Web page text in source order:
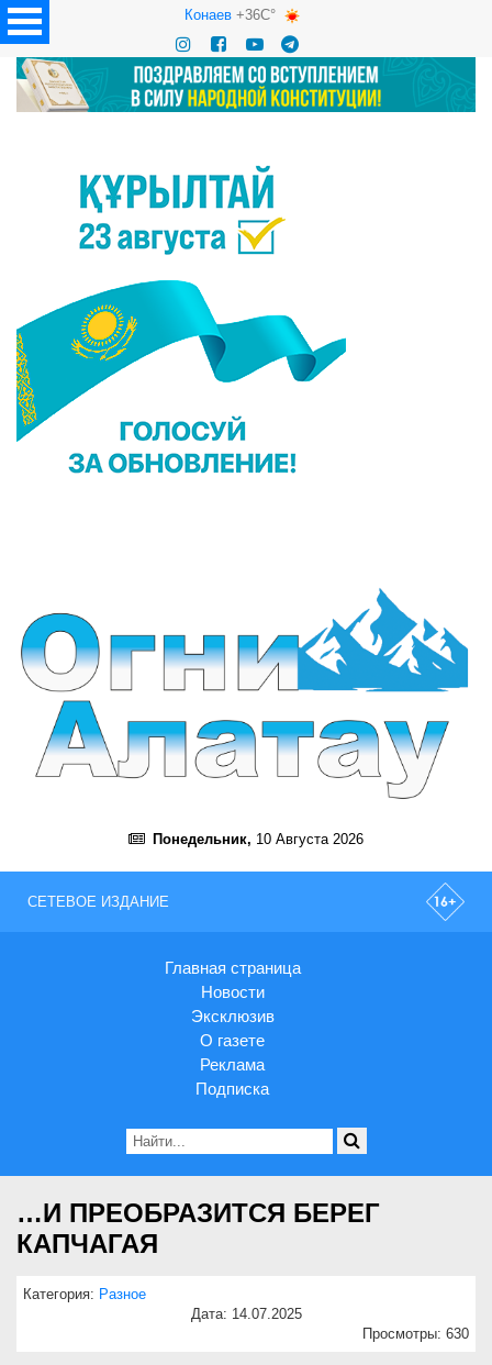
Конаев+36C°
Понедельник, 10 Августа 2026
СЕТЕВОЕ ИЗДАНИЕ
Главная страница
Новости
Эксклюзив
О газете
Реклама
Подписка
…И ПРЕОБРАЗИТСЯ БЕРЕГ
КАПЧАГАЯ
Категория: Разное
Дата: 14.07.2025
Просмотры: 630